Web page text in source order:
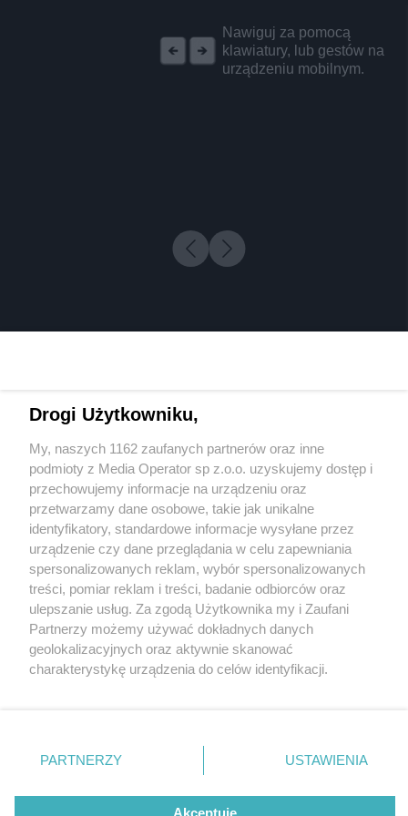
Nawiguj za pomocą
klawiatury, lub gestów na
urządzeniu mobilnym.
1 / 0
Wydawca mediów lokalnych
Nie zapomnij
zapoznać się z:
polityką prywatności regulamin korzystania z portali
Twojemiasto
Piekary Śląskie
Chorzów
Tarnowskie Góry
Gliwice
Skontakuj sięz nami
Kontakt
Wydawca
Redakcja
Drogi Użytkowniku,
My, naszych 1162 zaufanych partnerów oraz inne
podmioty z Media Operator sp z.o.o. uzyskujemy dostęp i
przechowujemy informacje na urządzeniu oraz
przetwarzamy dane osobowe, takie jak unikalne
identyfikatory, standardowe informacje wysyłane przez
urządzenie czy dane przeglądania w celu zapewniania
spersonalizowanych reklam, wybór spersonalizowanych
treści, pomiar reklam i treści, badanie odbiorców oraz
ulepszanie usług. Za zgodą Użytkownika my i Zaufani
Partnerzy możemy używać dokładnych danych
geolokalizacyjnych oraz aktywnie skanować
charakterystykę urządzenia do celów identyfikacji.
zmienić/wycofać klikając przycisk ustawień prywatności
znajdujący się w lewym dolnym rogu strony
rodzaje przetwarzania danych nie wymagają zgody
użytkownika, ale masz prawo sprzeciwić się takiemu
PARTNERZY USTAWIENIA
Akceptuję